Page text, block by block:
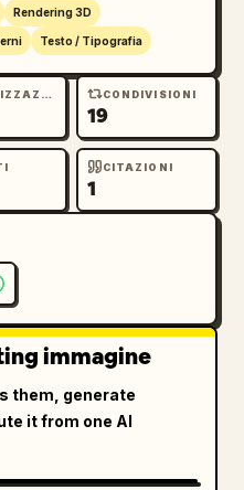
del mondo
del sonno"},
il desiderio di
Rendering 3D
Testo / Tipografia
VISUALIZZAZIONI CONDIVISIONI
19
CITAZIONI
1
immagine
them, generate
it from one AI